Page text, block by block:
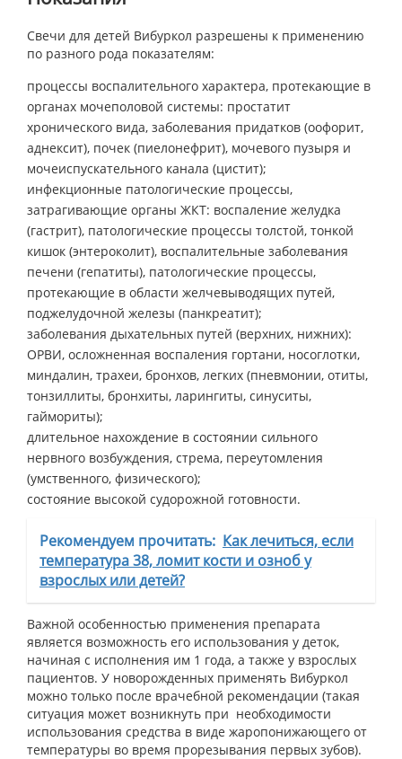
Свечи для детей Вибуркол разрешены к применению
по разного рода показателям:
процессы воспалительного характера, протекающие в
органах мочеполовой системы: простатит
хронического вида, заболевания придатков (оофорит,
аднексит), почек (пиелонефрит), мочевого пузыря и
мочеиспускательного канала (цистит);
инфекционные патологические процессы,
затрагивающие органы ЖКТ: воспаление желудка
(гастрит), патологические процессы толстой, тонкой
кишок (энтероколит), воспалительные заболевания
печени (гепатиты), патологические процессы,
протекающие в области желчевыводящих путей,
поджелудочной железы (панкреатит);
заболевания дыхательных путей (верхних, нижних):
ОРВИ, осложненная воспаления гортани, носоглотки,
миндалин, трахеи, бронхов, легких (пневмонии, отиты,
тонзиллиты, бронхиты, ларингиты, синуситы,
гаймориты);
длительное нахождение в состоянии сильного
нервного возбуждения, стрема, переутомления
(умственного, физического);
состояние высокой судорожной готовности.
Рекомендуем прочитать: Как лечиться, если
температура 38, ломит кости и озноб у
взрослых или детей?
Важной особенностью применения препарата
является возможность его использования у деток,
начиная с исполнения им 1 года, а также у взрослых
пациентов. У новорожденных применять Вибуркол
можно только после врачебной рекомендации (такая
ситуация может возникнуть при необходимости
использования средства в виде жаропонижающего от
температуры во время прорезывания первых зубов).